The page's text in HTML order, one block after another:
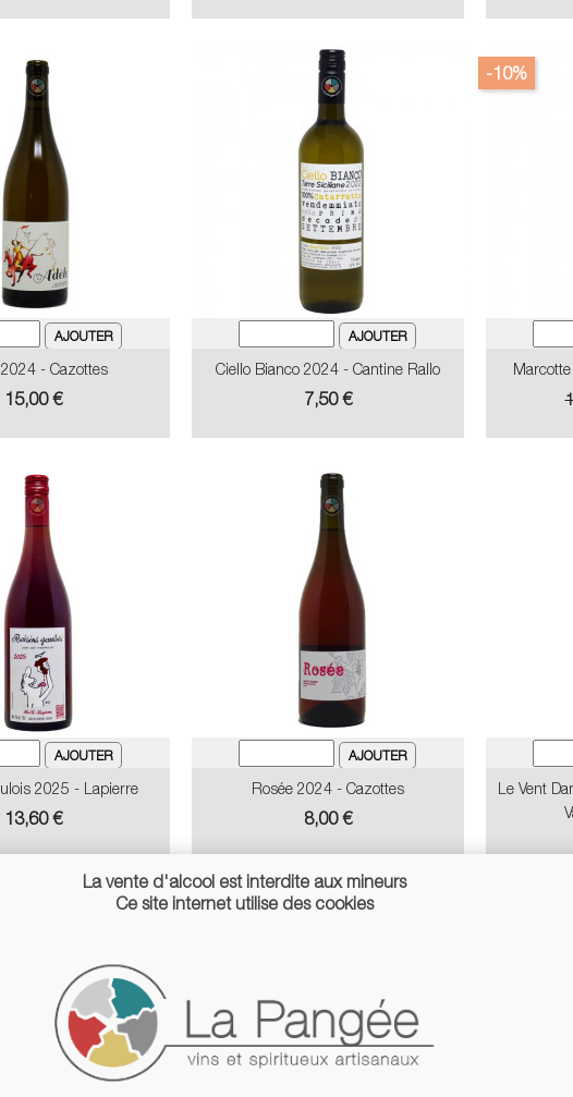
- Cazottes
Prix
15,00 €
Ciello Bianco 2024 - Cantine Rallo
Prix
7,50 €
-10%
2025 - Lapierre
Prix
13,60 €
Rosée 2024 - Cazottes
Prix
8,00 €
Le Vent
La vente d'alcool est interdite aux mineurs
Ce site internet utilise des cookies